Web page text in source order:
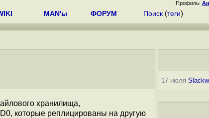
Профиль:
MAN'ы ФОРУМ Поиск (теги)
хранилища,
которые реплицированы на другую
17 июля